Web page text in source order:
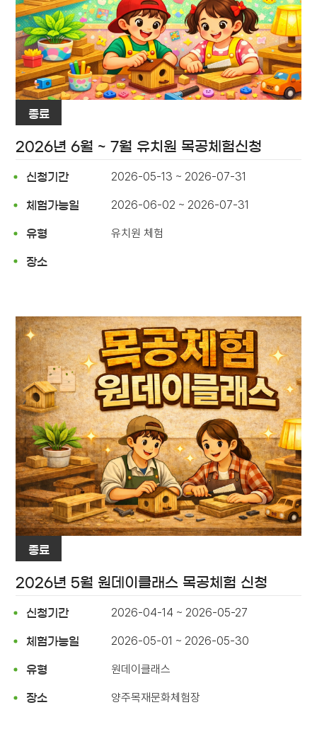
종료
2026년 6월 ~ 7월 유치원 목공체험신청
신청기간 2026-05-13 ~ 2026-07-31
체험가능일 2026-06-02 ~ 2026-07-31
유형 유치원 체험
장소
종료
2026년 5월 원데이클래스 목공체험 신청
신청기간 2026-04-14 ~ 2026-05-27
체험가능일 2026-05-01 ~ 2026-05-30
유형 원데이클래스
장소 양주목재문화체험장